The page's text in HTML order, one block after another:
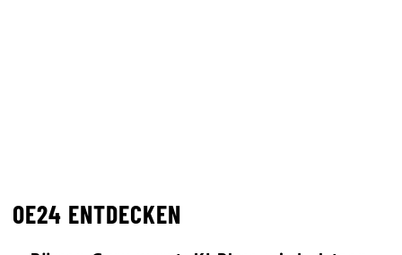
OE24 ENTDECKEN